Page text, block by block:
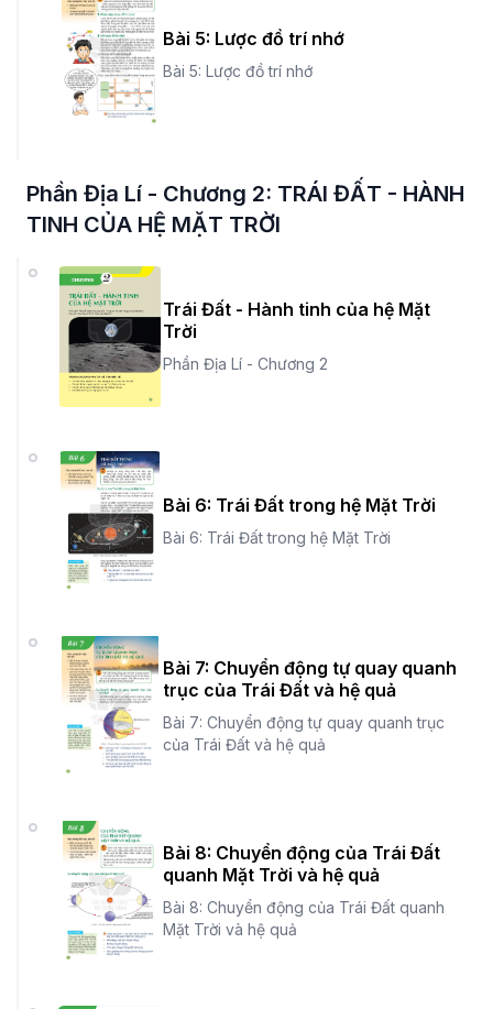
Bài 5: Lược đồ trí nhớ
Bài 5: Lược đồ trí nhớ
Phần Địa Lí - Chương 2: TRÁI ĐẤT - HÀNH
TINH CỦA HỆ MẶT TRỜI
Trái Đất - Hành tinh của hệ Mặt
Trời
Phần Địa Lí - Chương 2
Bài 6: Trái Đất trong hệ Mặt Trời
Bài 6: Trái Đất trong hệ Mặt Trời
Bài 7: Chuyển động tự quay quanh
trục của Trái Đất và hệ quả
Bài 7: Chuyển động tự quay quanh trục
của Trái Đất và hệ quả
Bài 8: Chuyển động của Trái Đất
quanh Mặt Trời và hệ quả
Bài 8: Chuyển động của Trái Đất quanh
Mặt Trời và hệ quả